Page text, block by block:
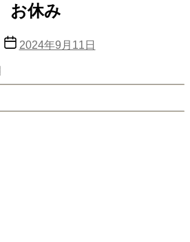
お休み
投 2024年9月11日